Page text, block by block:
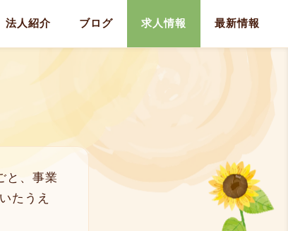
法人紹介 ブログ 求人情報 最新情報
と、事業
たうえ